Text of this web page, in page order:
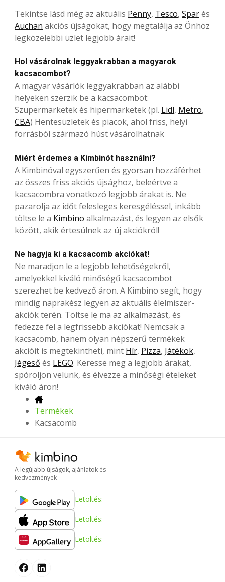
Tekintse lásd még az aktuális Penny, Tesco, Sparés
Auchan akciós újságokat, hogy megtalálja az Önhöz
legközelebbi üzlet legjobb árait!
Hol vásárolnak leggyakrabban a magyarok
kacsacombot?
A magyar vásárlók leggyakrabban az alábbi
helyeken szerzik be a kacsacombot:
Szupermarketek és hipermarketek (pl. Lidl, Metro,
CBA) Hentesüzletek és piacok, ahol friss, helyi
forrásból származó húst vásárolhatnak
Miért érdemes a Kimbinót használni?
A Kimbinóval egyszerűen és gyorsan hozzáférhet
az összes friss akciós újsághoz, beleértve a
kacsacombra vonatkozó legjobb árakat is. Ne
pazarolja az időt felesleges keresgéléssel, inkább
töltse le a Kimbino alkalmazást, és legyen az elsők
között, akik értesülnek az új akciókról!
Ne hagyja ki a kacsacomb akciókat!
Ne maradjon le a legjobb lehetőségekről,
amelyekkel kiváló minőségű kacsacombot
szerezhet be kedvező áron. A Kimbino segít, hogy
mindig naprakész legyen az aktuális élelmiszer-
akciók terén. Töltse le ma az alkalmazást, és
fedezze fel a legfrissebb akciókat! Nemcsak a
kacsacomb, hanem olyan népszerű termékek
akcióit is megtekintheti, mint Hír, Pizza, Játékok,
Jégeső és LEGO. Keresse meg a legjobb árakat,
spóroljon velünk, és élvezze a minőségi ételeket
kiváló áron!
Termékek
Kacsacomb
A legújabb újságok, ajánlatok és
kedvezmények
Letöltés:
Letöltés:
Letöltés: